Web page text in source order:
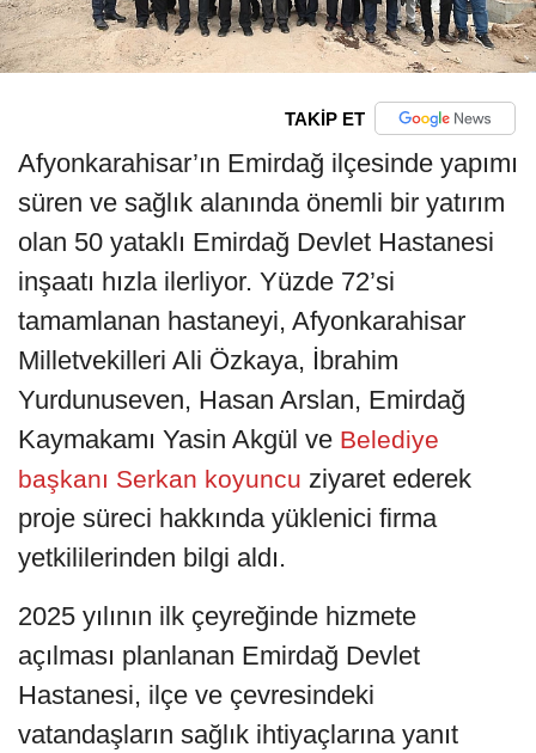
TAKİP ET
Afyonkarahisar’ın Emirdağ ilçesinde yapımı
süren ve sağlık alanında önemli bir yatırım
olan 50 yataklı Emirdağ Devlet Hastanesi
inşaatı hızla ilerliyor. Yüzde 72’si
tamamlanan hastaneyi, Afyonkarahisar
Milletvekilleri Ali Özkaya, İbrahim
Yurdunuseven, Hasan Arslan, Emirdağ
Kaymakamı Yasin Akgül ve Belediye
başkanı Serkan koyuncu ziyaret ederek
proje süreci hakkında yüklenici firma
yetkililerinden bilgi aldı.
2025 yılının ilk çeyreğinde hizmete
açılması planlanan Emirdağ Devlet
Hastanesi, ilçe ve çevresindeki
vatandaşların sağlık ihtiyaçlarına yanıt